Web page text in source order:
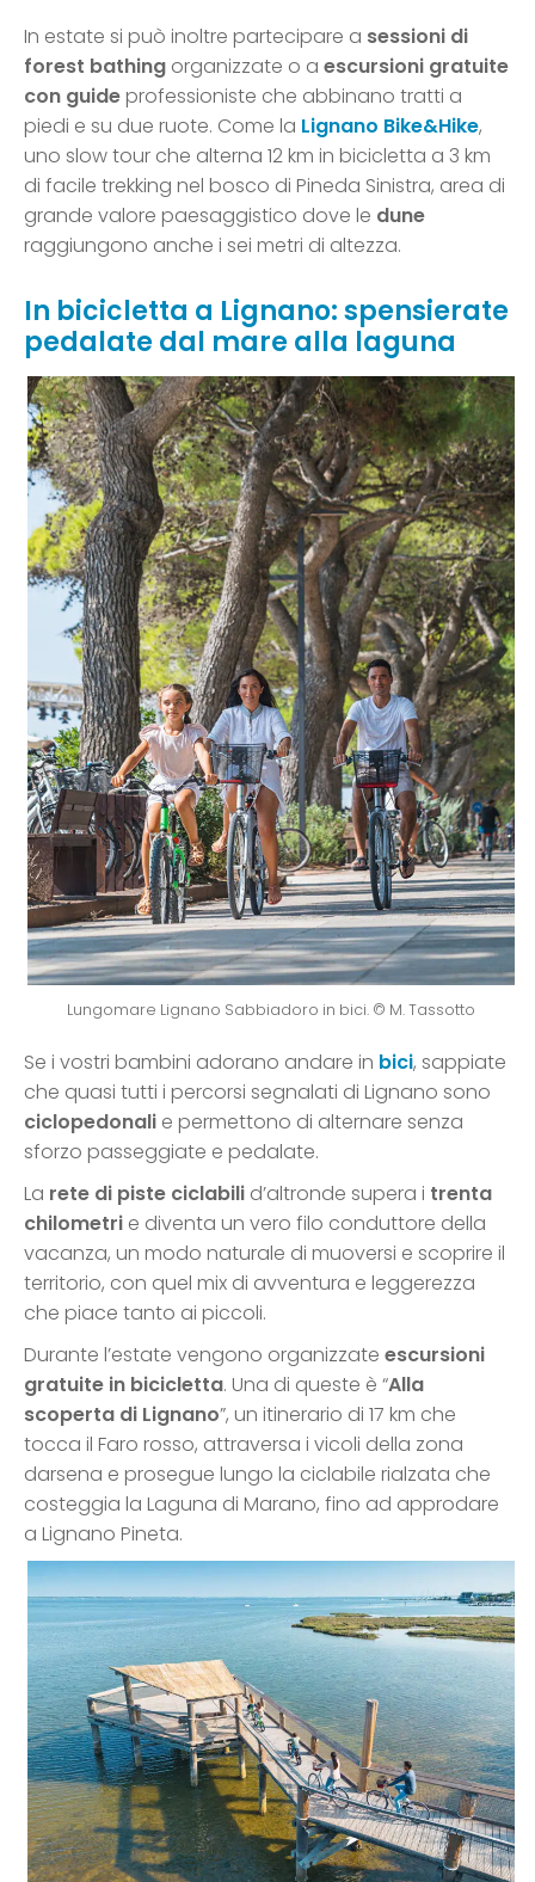
In estate si può inoltre partecipare a sessioni di
forest bathing organizzate o a escursioni gratuite
con guideprofessioniste che abbinano tratti a
piedi e su due ruote. Come la Lignano Bike&Hike,
uno slow tour che alterna 12 km in bicicletta a 3 km
di facile trekking nel bosco di Pineda Sinistra, area di
grande valore paesaggistico dove le dune
raggiungono anche i sei metri di altezza.
In bicicletta a Lignano: spensierate
pedalate dal mare alla laguna
Lungomare Lignano Sabbiadoro in bici. © M. Tassotto
Se i vostri bambini adorano andare in bici, sappiate
che quasi tutti i percorsi segnalati di Lignano sono
ciclopedonali e permettono di alternare senza
sforzo passeggiate e pedalate.
La rete di piste ciclabili d’altronde supera i trenta
chilometri e diventa un vero filo conduttore della
vacanza, un modo naturale di muoversi e scoprire il
territorio, con quel mix di avventura e leggerezza
che piace tanto ai piccoli.
Durante l’estate vengono organizzate escursioni
gratuite in bicicletta. Una di queste è “Alla
scoperta di Lignano”, un itinerario di 17 km che
tocca il Faro rosso, attraversa i vicoli della zona
darsena e prosegue lungo la ciclabile rialzata che
costeggia la Laguna di Marano, fino ad approdare
a Lignano Pineta.